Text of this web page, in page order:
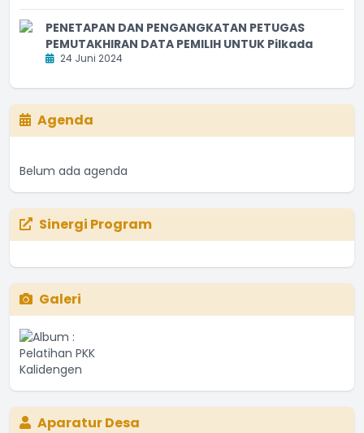
PENETAPAN DAN PENGANGKATAN PETUGAS
PEMUTAKHIRAN DATA PEMILIH UNTUK Pilkada
24 Juni 2024
Agenda
Belum ada agenda
Sinergi Program
Galeri
Aparatur Desa